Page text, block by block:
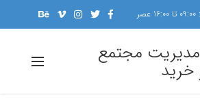
مدیریت مجتمع
خرید